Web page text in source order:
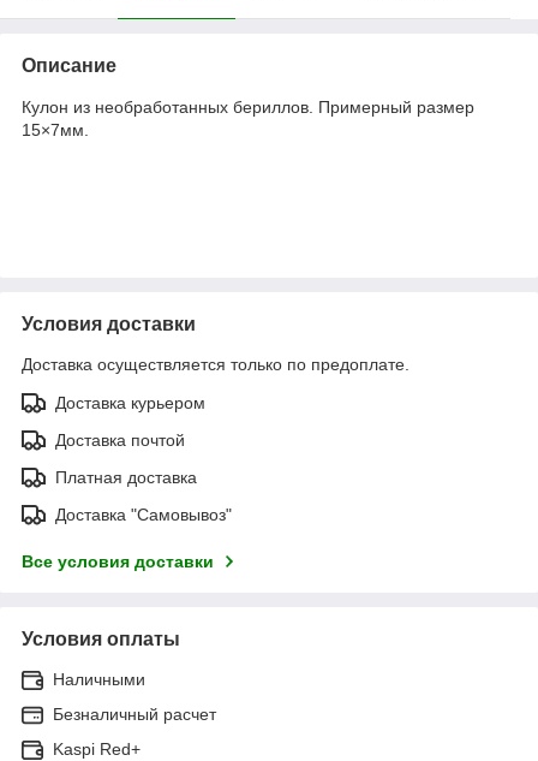
Описание
Кулон из необработанных бериллов. Примерный размер
15×7мм.
Условия доставки
Доставка осуществляется только по предоплате.
Доставка курьером
Доставка почтой
Платная доставка
Доставка "Самовывоз"
Все условия доставки
Условия оплаты
Наличными
Безналичный расчет
Kaspi Red+